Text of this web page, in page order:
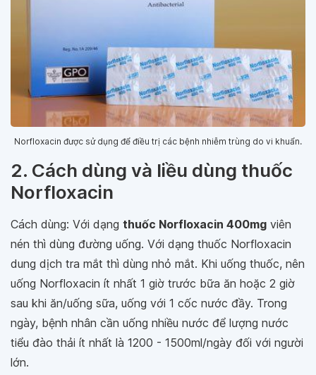
Norfloxacin được sử dụng để điều trị các bệnh nhiễm trùng do vi khuẩn.
2. Cách dùng và liều dùng thuốc
Norfloxacin
Cách dùng: Với dạng thuốc Norfloxacin 400mg viên
nén thì dùng đường uống. Với dạng thuốc Norfloxacin
dung dịch tra mắt thì dùng nhỏ mắt. Khi uống thuốc, nên
uống Norfloxacin ít nhất 1 giờ trước bữa ăn hoặc 2 giờ
sau khi ăn/uống sữa, uống với 1 cốc nước đầy. Trong
ngày, bệnh nhân cần uống nhiều nước để lượng nước
tiểu đào thải ít nhất là 1200 - 1500ml/ngày đối với người
lớn.